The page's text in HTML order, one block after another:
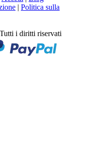
| Politica sulla
i diritti riservati